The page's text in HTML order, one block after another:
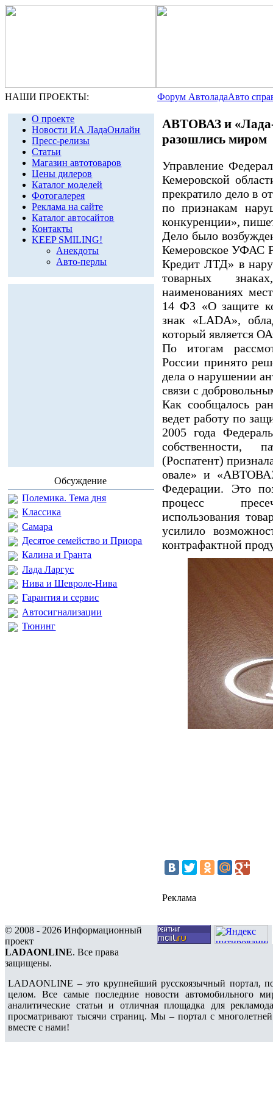
НАШИ ПРОЕКТЫ: Форум АвтоладаАвто
О проекте
Новости ИА ЛадаОнлайн
Пресс-релизы
Статьи
Магазин автотоваров
Цены дилеров
Каталог моделей
Фотогалерея
Реклама на сайте
Каталог автосайтов
Контакты
KEEP SMILING!
Анекдоты
Авто-перлы
Обсуждение
Полемика. Тема дня
Классика
Самара
Десятое семейство и Приора
Калина и Гранта
Лада Ларгус
Нива и Шевроле-Нива
Гарантия и сервис
Автосигнализации
Тюнинг
АВТОВАЗ и
разошлись миром
Управление
Кемеровской
прекратило дело в
по признакам
конкуренции»,
Дело было
Кемеровское УФАС
Кредит ЛТД» в
товарных
наименованиях
14 ФЗ «О защите
знак «LADA»,
который является
По итогам
России принято
дела о нарушении
связи с
Как сообщалось
ведет работу по
2005 года
собственности,
(Роспатент)
овале» и
Федерации. Это
процесс
использования
усилило
контрафактной
Реклама
© 2008 - 2026 Информационный
проект
LADAONLINE. Все права
защищены.
LADAONLINE – это крупнейший русскоязычный портал,
целом. Все самые последние новости автомобильного
аналитические статьи и отличная площадка для
просматривают тысячи страниц. Мы – портал с
вместе с нами!